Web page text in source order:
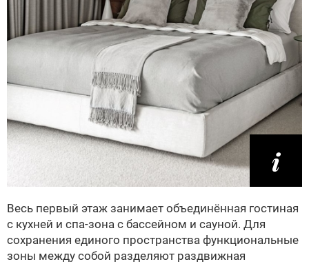
Весь первый этаж занимает объединённая гостиная
с кухней и спа-зона с бассейном и сауной. Для
сохранения единого пространства функциональные
зоны между собой разделяют раздвижная